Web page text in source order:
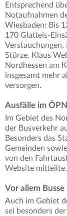
Entsprechend
Notaufnahmen
Wiesbaden: Bis
170 Glatteis-
Stürze. Klaus
Nordhessen am
insgesamt mehr
versorgen.
Ausfälle im
Im Gebiet des
der Busverkehr
Besonders das
Gemeinden
von den
Website mitteilte.
Vor allem
Auch im Gebiet
sei besonders